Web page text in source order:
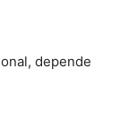
depende